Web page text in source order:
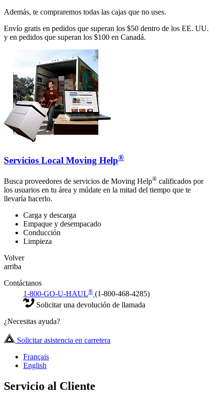
Además, te compraremos todas las cajas que no uses.
Envío gratis en pedidos que superan los $50 dentro de los EE. UU.
y en pedidos que superan los $100 en Canadá.
Servicios Local Moving Help®
Busca proveedores de servicios de Moving Help® calificados por
los usuarios en tu área y múdate en la mitad del tiempo que te
llevaría hacerlo.
Carga y descarga
Empaque y desempacado
Conducción
Limpieza
Volver
arriba
Contáctanos
1-800-GO-U-HAUL® (1-800-468-4285)
Solicitar una devolución de llamada
¿Necesitas ayuda?
Solicitar asistencia en carretera
Français
English
Servicio al Cliente